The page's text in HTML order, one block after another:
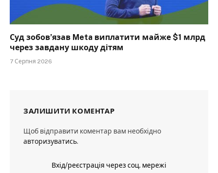
Суд зобов’язав Meta виплатити майже $1 млрд
через завдану шкоду дітям
7 Серпня 2026
ЗАЛИШИТИ КОМЕНТАР
Щоб відправити коментар вам необхідно
авторизуватись.
Вхід/реєстрація через соц. мережі